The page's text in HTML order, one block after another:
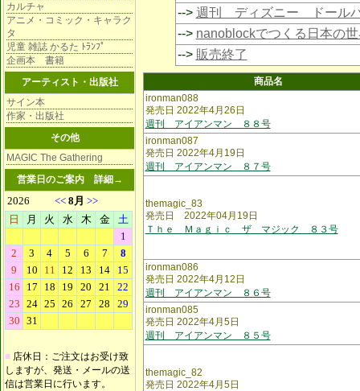
カルチャ
アニメ・コミック・キャラク
タ
児童 雑誌 かるた ﾄﾗﾝﾌﾟ
企画本 書籍
アーティスト・出版社
サイン本
作家・出版社
その他
MAGIC The Gathering
営業日のご案内 詳細→
■ 店休日：ご注文はお受け致
しますが、発送・メールの送
信は営業日に行います。
--> 週刊 ディズニー ドール
--> nanoblockでつくる日本の
--> 販売終了
商品名
ironman088
発売日 2022年4月26日
週刊 アイアンマン ８８号
ironman087
発売日 2022年4月19日
週刊 アイアンマン ８７号
themagic_83
発売日 2022年04月19日
Ｔｈｅ Ｍａｇｉｃ ザ マジック ８３号
ironman086
発売日 2022年4月12日
週刊 アイアンマン ８６号
ironman085
発売日 2022年4月5日
週刊 アイアンマン ８５号
themagic_82
発売日 2022年4月5日